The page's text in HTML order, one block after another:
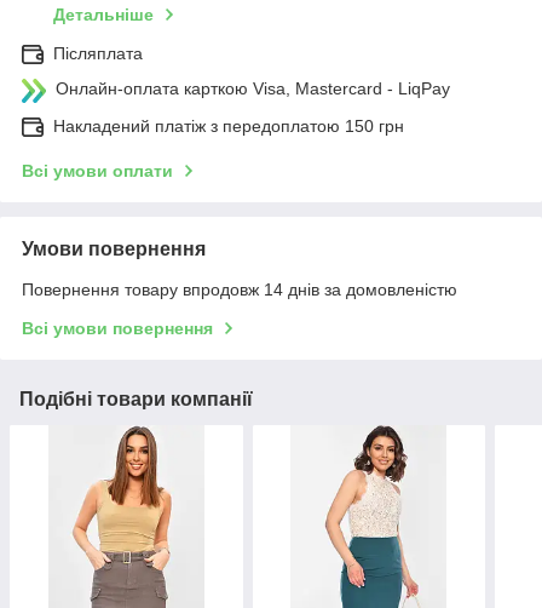
Детальніше
Післяплата
Онлайн-оплата карткою Visa, Mastercard - LiqPay
Накладений платіж з передоплатою 150 грн
Всі умови оплати
Умови повернення
Повернення товару впродовж 14 днів за домовленістю
Всі умови повернення
Подібні товари компанії